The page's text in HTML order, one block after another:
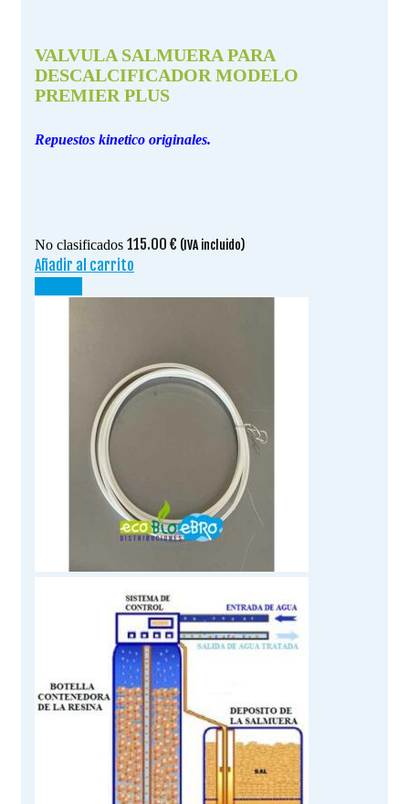
VALVULA SALMUERA PARA
DESCALCIFICADOR MODELO
PREMIER PLUS
Repuestos kinetico originales.
No clasificados 115.00 € (IVA incluido)
Añadir al carrito